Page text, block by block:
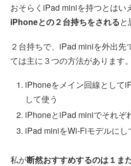
おそらくiPad miniを持つとはい
iPhoneとの２台持ちをされると
２台持ちで、iPad miniを外出先
ては主に３つの方法があります。
iPhoneをメイン回線として
して使う
iPhoneとiPad miniでそれぞ
iPad miniをWi-Fiモデルにし
私が断然おすすめするのは１ま